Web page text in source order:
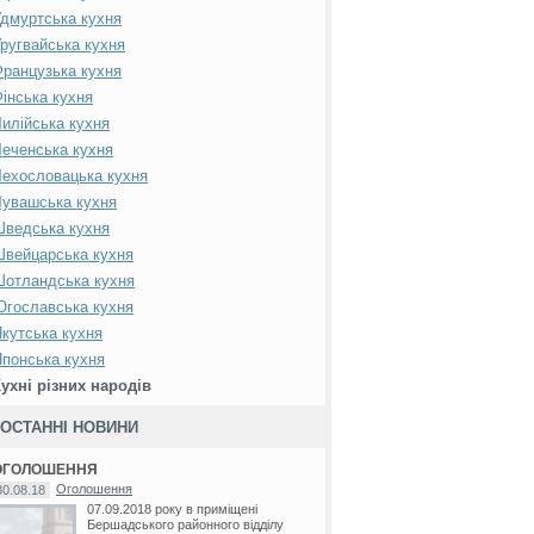
кухня
кухня
кухня
кухня
кухня
кухня
кухня
кухня
Шведська кухня
Швейцарська кухня
Шотландська кухня
кухня
кухня
кухня
різних народів
ОСТАННІ НОВИНИ
Оголошення
07.09.2018 року в приміщені
Бершадського районного відділу